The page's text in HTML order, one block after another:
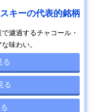
キーの代表的銘柄
濾過するチャコール・
味わい。
る
る